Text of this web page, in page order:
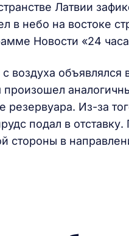
Латвии
в небо на востоке
Новости «24
воздуха объявлялся
резервуара. Из-за
подал в
стороны в